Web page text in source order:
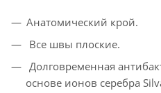
Анатомический крой.
Все швы плоские.
Долговременная
основе ионов серебра